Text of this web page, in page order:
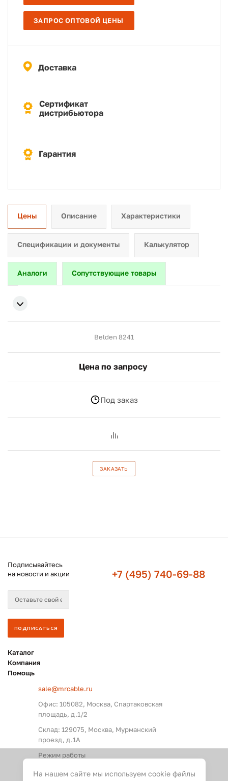
ЗАПРОС ОПТОВОЙ ЦЕНЫ
Доставка
Сертификат
дистрибьютора
Гарантия
Цены Описание Характеристики
Спецификации и документы Калькулятор
Аналоги Сопутствующие товары
Belden 8241
Цена по запросу
Под заказ
ЗАКАЗАТЬ
Подписывайтесь
на новости и акции
+7 (495) 740-69-88
Каталог
Компания
Помощь
sale@mrcable.ru
Офис: 105082, Москва, Спартаковская
площадь, д.1/2
Склад: 129075, Москва, Мурманский
проезд, д.1А
Режим работы
На нашем сайте мы используем cookie файлы